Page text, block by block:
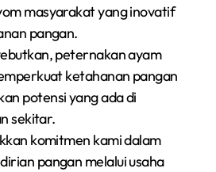
masyarakat yang inovatif
pangan.
peternakan ayam
ketahanan pangan
potensi yang ada di
sekitar.
komitmen kami dalam
pangan melalui usaha